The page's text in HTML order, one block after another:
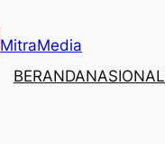
MitraMedia
BERANDANASIONAL